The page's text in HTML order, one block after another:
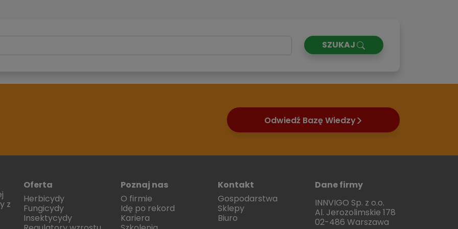
SZUKAJ
Odwiedź Bazę Wiedzy
z
Oferta
Herbicydy
Fungicydy
Insektycydy
Poznaj nas
O firmie
Idę po rekord
Kariera
Kontakt
Gospodarstwa
Sklepy
Biuro
Dane firmy
INNVIGO Sp. z o.o.
Al. Jerozolimskie 178
02-486 Warszawa